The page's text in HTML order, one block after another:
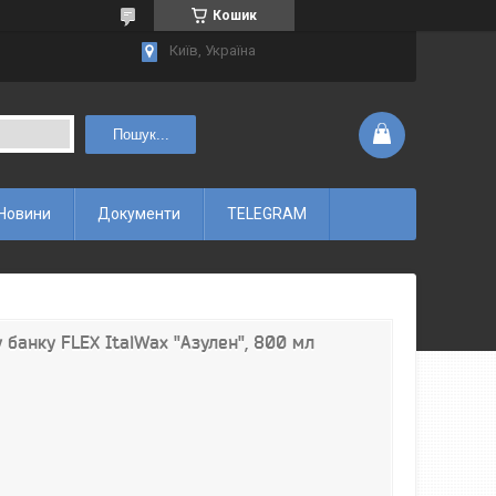
Кошик
Київ, Україна
Пошук...
Документи TELEGRAM
банку FLEX ItalWax "Азулен", 800 мл